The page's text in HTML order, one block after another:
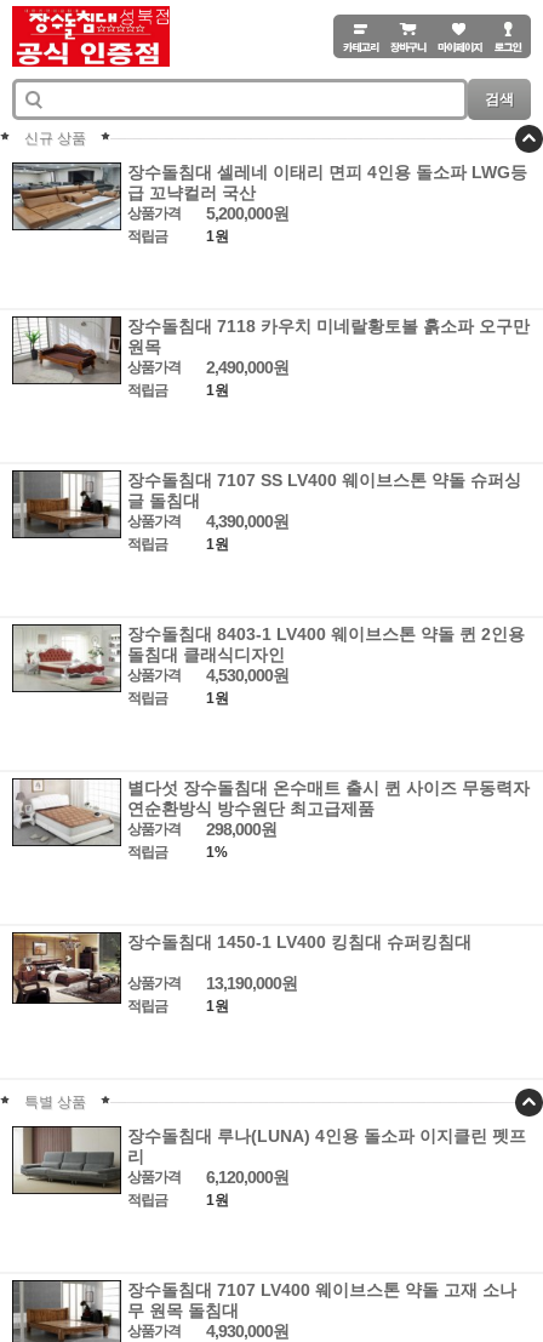
검색
신규 상품
장수돌침대 셀레네 이태리 면피 4인용 돌소파 LWG등
급 꼬냑컬러 국산
상품가격 5,200,000원
적립금 1원
장수돌침대 7118 카우치 미네랄황토볼 흙소파 오구만
원목
상품가격 2,490,000원
적립금 1원
장수돌침대 7107 SS LV400 웨이브스톤 약돌 슈퍼싱
글 돌침대
상품가격 4,390,000원
적립금 1원
장수돌침대 8403-1 LV400 웨이브스톤 약돌 퀸 2인용
돌침대 클래식디자인
상품가격 4,530,000원
적립금 1원
별다섯 장수돌침대 온수매트 출시 퀸 사이즈 무동력자
연순환방식 방수원단 최고급제품
상품가격 298,000원
적립금 1%
장수돌침대 1450-1 LV400 킹침대 슈퍼킹침대
상품가격 13,190,000원
적립금 1원
특별 상품
장수돌침대 루나(LUNA) 4인용 돌소파 이지클린 펫프
리
상품가격 6,120,000원
적립금 1원
장수돌침대 7107 LV400 웨이브스톤 약돌 고재 소나
무 원목 돌침대
상품가격 4,930,000원